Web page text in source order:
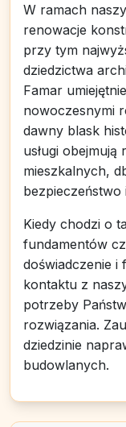
W ramach
renowacje
przy tym
dziedzictwa
Famar
nowoczesnymi
dawny blask
usługi
mieszkalnych,
bezpieczeństwo
Kiedy chodzi o
fundamentów
doświadczenie i
kontaktu z
potrzeby
rozwiązania.
dziedzinie
budowlanych.